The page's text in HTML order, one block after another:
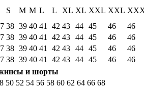
S M M L L XL XL XXL XXL
38 39 40 41 42 43 44 45 46
46
38 39 40 41 42 43 44 45 46
46
38 39 40 41 42 43 44 45 46
46
38 39 40 41 42 43 44 45 46
46
и шорты
50 52 54 56 58 60 62 64 66 68